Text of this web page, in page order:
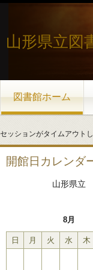
山形県立図
図書館ホーム
セッションがタイムアウトし
開館日カレンダ
山形県立
8月
日 月 火 水 木